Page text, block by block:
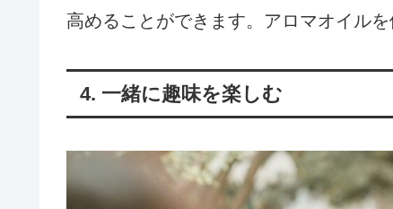
高めることができます。アロマオイル
4. 一緒に趣味を楽しむ